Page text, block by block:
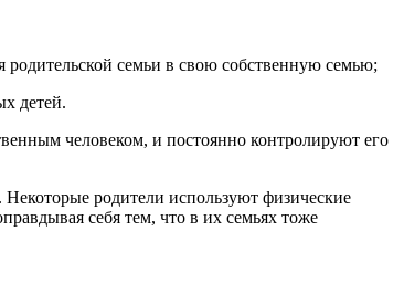
родительской семьи в свою собственную семью;
детей.
человеком, и постоянно контролируют его
родители используют физические
себя тем, что в их семьях тоже